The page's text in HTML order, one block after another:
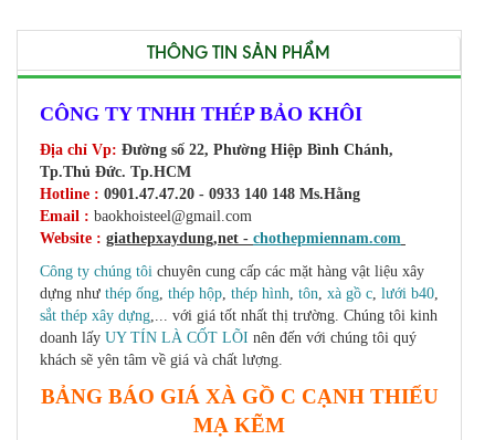
THÔNG TIN SẢN PHẨM
CÔNG TY TNHH THÉP BẢO KHÔI
Địa chỉ Vp: Đường số 22, Phường Hiệp Bình Chánh,
Tp.Thủ Đức. Tp.HCM
Hotline : 0901.47.47.20 - 0933 140 148 Ms.Hằng
Email : baokhoisteel@gmail.com
Website : giathepxaydung,net - chothepmiennam.com
Công ty chúng tôi chuyên cung cấp các mặt hàng vật liệu xây
dựng như thép ống thép hộp thép hình tôn xà gồ c lưới b40
sắt thép xây dựng ,... với giá tốt nhất thị trường. Chúng tôi kinh
doanh lấy UY TÍN LÀ CỐT LÕI nên đến với chúng tôi quý
khách sẽ yên tâm về giá và chất lượng
BẢNG BÁO GIÁ XÀ GỒ C CẠNH THIẾU
MẠ KẼM